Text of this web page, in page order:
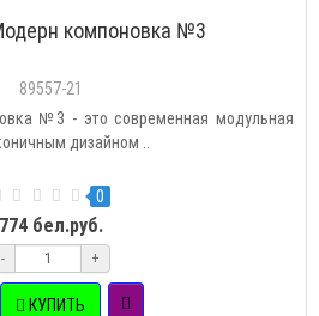
компоновка №3
89557-21
№3 - это современная модульная
дизайном ..
0
774 бел.руб.
- +
КУПИТЬ